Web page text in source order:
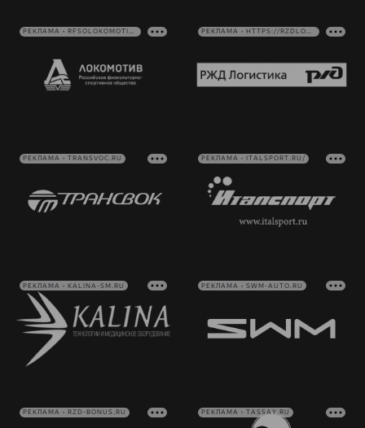
РЕКЛАМА • RFSOLOKOMOTIV.RU РЕКЛАМА • HTTPS://RZDLOG.RU/
РЕКЛАМА • TRANSVOC.RU РЕКЛАМА • ITALSPORT.RU/
РЕКЛАМА • KALINA-SM.RU РЕКЛАМА • SWM-AUTO.RU
РЕКЛАМА • RZD-BONUS.RU РЕКЛАМА • TASSAY.RU